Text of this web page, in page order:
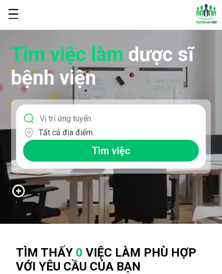
Tìm việc làm dược sĩ
bệnh viện
Tất cả địa điểm
Tìm việc
TÌM THẤY 0 VIỆC LÀM PHÙ HỢP
VỚI YÊU CẦU CỦA BẠN